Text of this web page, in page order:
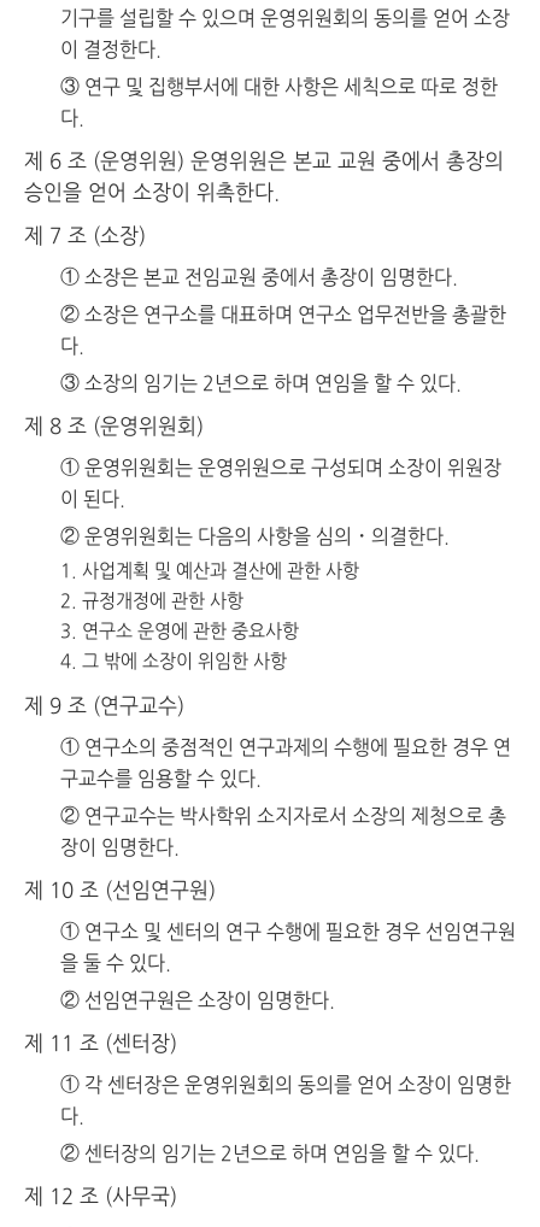
기구를 설립할 수 있으며 운영위원회의 동의를 얻어 소장
이 결정한다.
③ 연구 및 집행부서에 대한 사항은 세칙으로 따로 정한
다.
제 6 조 (운영위원) 운영위원은 본교 교원 중에서 총장의
승인을 얻어 소장이 위촉한다.
제 7 조 (소장)
① 소장은 본교 전임교원 중에서 총장이 임명한다.
② 소장은 연구소를 대표하며 연구소 업무전반을 총괄한
다.
③ 소장의 임기는 2년으로 하며 연임을 할 수 있다.
제 8 조 (운영위원회)
① 운영위원회는 운영위원으로 구성되며 소장이 위원장
이 된다.
② 운영위원회는 다음의 사항을 심의・의결한다.
사업계획 및 예산과 결산에 관한 사항
규정개정에 관한 사항
연구소 운영에 관한 중요사항
그 밖에 소장이 위임한 사항
제 9 조 (연구교수)
① 연구소의 중점적인 연구과제의 수행에 필요한 경우 연
구교수를 임용할 수 있다.
② 연구교수는 박사학위 소지자로서 소장의 제청으로 총
장이 임명한다.
제 10 조 (선임연구원)
① 연구소 및 센터의 연구 수행에 필요한 경우 선임연구원
을 둘 수 있다.
② 선임연구원은 소장이 임명한다.
제 11 조 (센터장)
① 각 센터장은 운영위원회의 동의를 얻어 소장이 임명한
다.
② 센터장의 임기는 2년으로 하며 연임을 할 수 있다.
제 12 조 (사무국)